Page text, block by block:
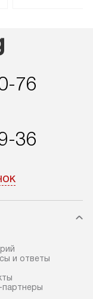
подключения к
определяется в
в себя снятие
отдельных
76
36
и ответы